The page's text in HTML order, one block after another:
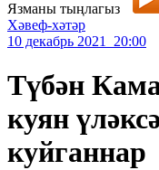
Язманы тыңлагыз
Хәвеф-хәтәр
10 декабрь 2021 20:00
Түбән
куян
куйганнар